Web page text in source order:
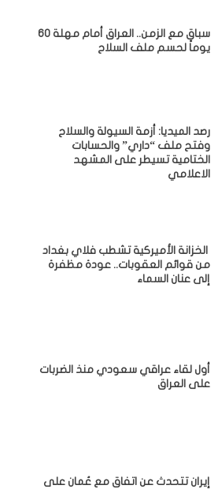
سباق مع الزمن.. العراق أمام مهلة 60
يوماً لحسم ملف السلاح
رصد الميديا: أزمة السيولة والسلاح
وفتح ملف “داري” والحسابات
الختامية تسيطر على المشهد
الاعلامي
الخزانة الأميركية تشطب فلاي بغداد
من قوائم العقوبات.. عودة مظفرة
إلى عنان السماء
أول لقاء عراقي سعودي منذ الضربات
على العراق
إيران تتحدث عن اتفاق مع عُمان على